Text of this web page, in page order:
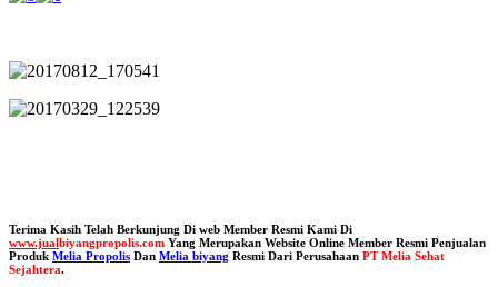
Terima Kasih Telah Berkunjung Di web Member Resmi Kami Di
www.jualbiyangpropolis.com Yang Merupakan Website Online Member Resmi Penjualan
Produk Melia Propolis Dan Melia biyang Resmi Dari Perusahaan PT Melia Sehat
Sejahtera.